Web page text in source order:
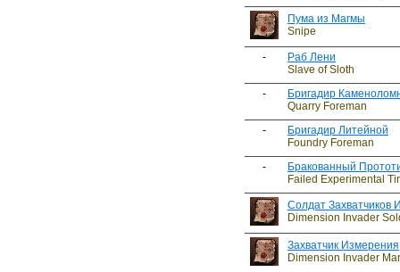
Пума из Магмы
Snipe
-
Раб Лени
Slave of Sloth
-
Бригадир
Quarry Foreman
-
Бригадир Литейной
Foundry Foreman
-
Бракованный
Failed Experimental
Солдат Захватчиков
Dimension Invader
Захватчик Измерения
Dimension Invader